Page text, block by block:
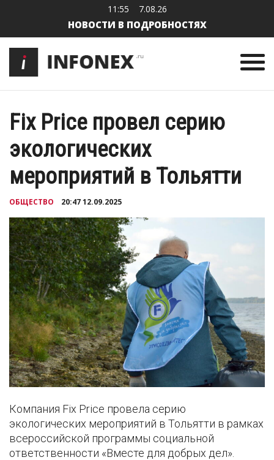
11:55 7.08.26
НОВОСТИ В ПОДРОБНОСТЯХ
Fix Price провел серию
экологических
мероприятий в Тольятти
ОБЩЕСТВО 20:47 12.09.2025
Компания Fix Price провела серию
экологических мероприятий в Тольятти в рамках
всероссийской программы социальной
ответственности «Вместе для добрых дел».